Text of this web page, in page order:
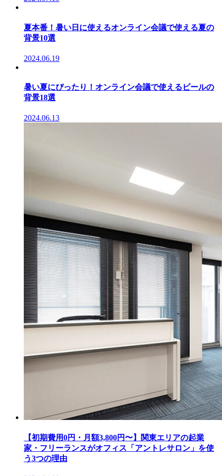
夏本番！暑い日に使えるオンライン会議で使える夏の
背景10選
2024.06.19
暑い夏にぴったり！オンライン会議で使えるビールの
背景18選
2024.06.13
【初期費用0円・月額3,800円〜】関東エリアの起業
家・フリーランスがオフィス「アントレサロン」を使
う3つの理由